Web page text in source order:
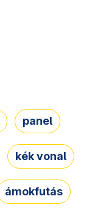
panel
kék vonal
ámokfutás